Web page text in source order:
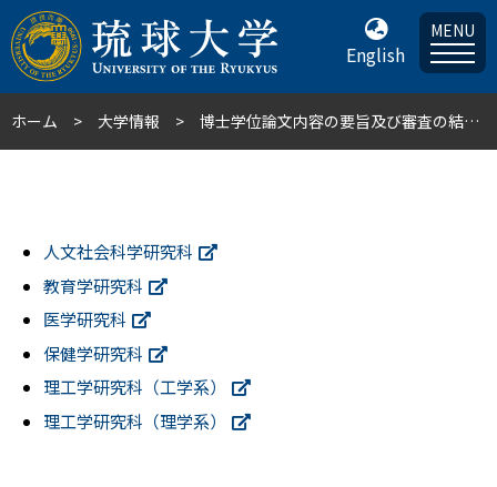
English
MENU
ホーム 大学情報 博士学位論文内容の要旨及び審査の結果の要旨
人文社会科学研究科
教育学研究科
医学研究科
保健学研究科
理工学研究科（工学系）
理工学研究科（理学系）